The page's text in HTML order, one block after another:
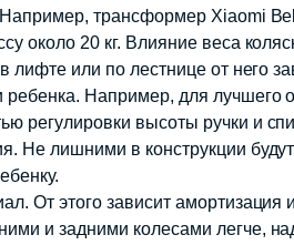
трансформер Xiaomi
около 20 кг. Влияние веса
лифте или по лестнице от него
Например, для лучшего
регулировки высоты ручки и
Не лишними в конструкции
От этого зависит амортизация
и задними колесами легче,